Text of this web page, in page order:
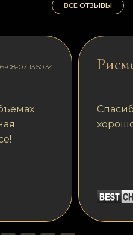
ВСЕ ОТЗЫВЫ
08-07 13:50:34